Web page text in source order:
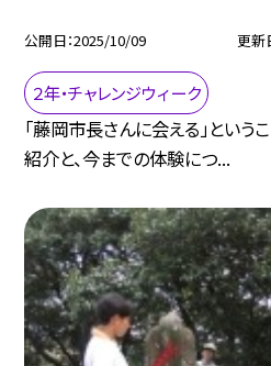
公開日 2025/10/09 更新
２年・チャレンジウィーク
「藤岡市長さんに会える」という
紹介と、今までの体験につ...